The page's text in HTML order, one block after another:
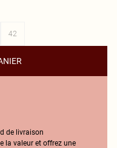
42
de livraison
la valeur et offrez une